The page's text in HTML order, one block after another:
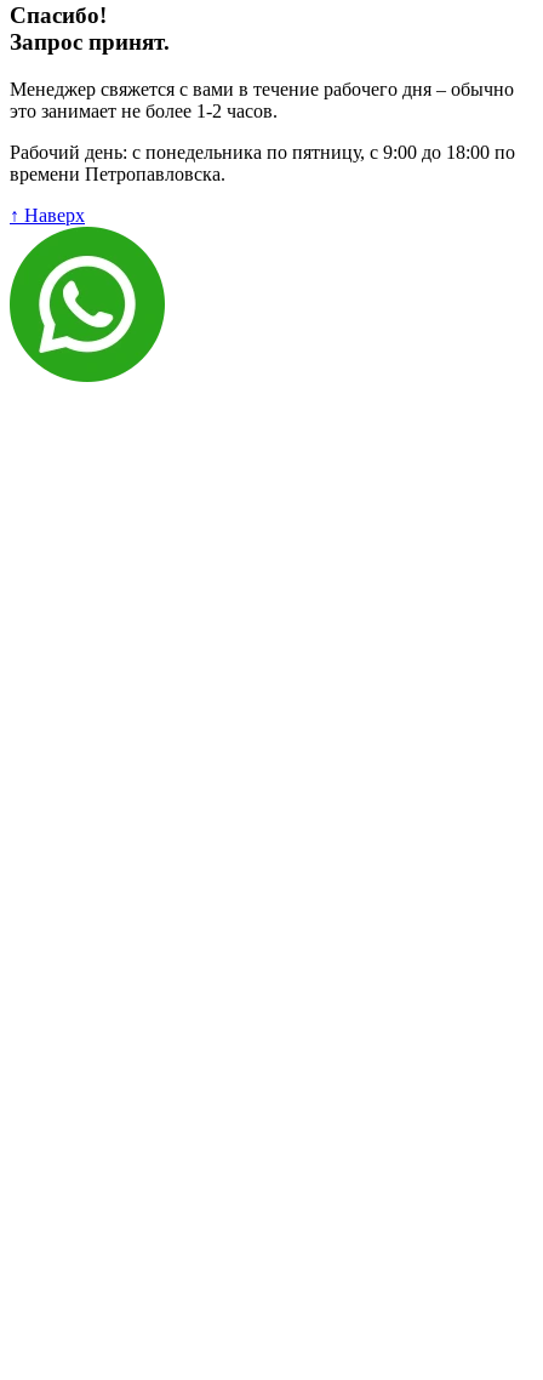
Спасибо!
Запрос принят.
Менеджер свяжется с вами в течение рабочего дня – обычно
это занимает не более 1-2 часов.
Рабочий день: с понедельника по пятницу, с 9:00 до 18:00 по
времени Петропавловска.
↑ Наверх